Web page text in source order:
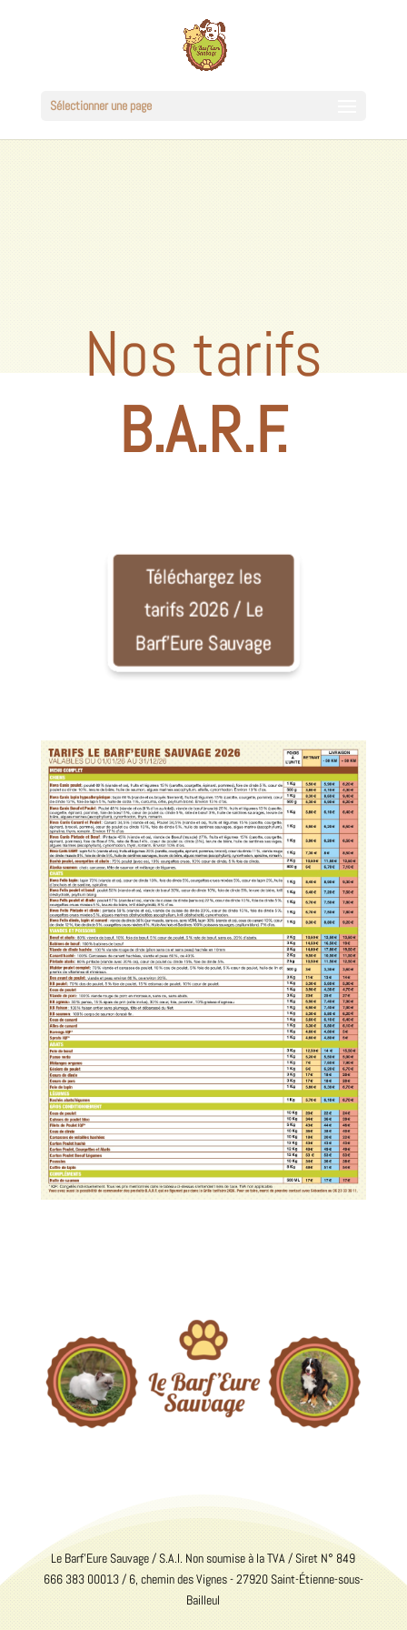
Sélectionner une page
Nos tarifs
B.A.R.F.
Téléchargez les
tarifs 2026 / Le
Barf'Eure Sauvage
Le Barf'Eure Sauvage / S.A.I. Non soumise à la TVA / Siret N° 849
666 383 00013 / 6, chemin des Vignes - 27920 Saint-Étienne-sous-
Bailleul